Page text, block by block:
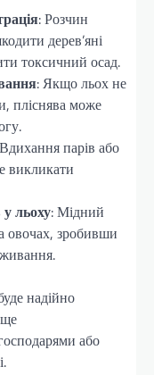
: Розчин
дерев’яні
токсичний осад.
: Якщо льох не
пліснява може
парів або
викликати
льоху: Мідний
овочах, зробивши
надійно
або